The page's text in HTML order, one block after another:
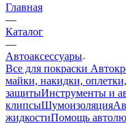
Главная
—
Каталог
—
Автоаксессуары
Все для покраски
майки, накидки,
защитыИнструменты и
клипсыШумоизоляция
жидкостиПомощь